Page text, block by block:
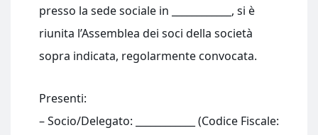
presso la sede sociale in ____________, si è
riunita l’Assemblea dei soci della società
sopra indicata, regolarmente convocata.
Presenti:
– Socio/Delegato: ____________ (Codice Fiscale: